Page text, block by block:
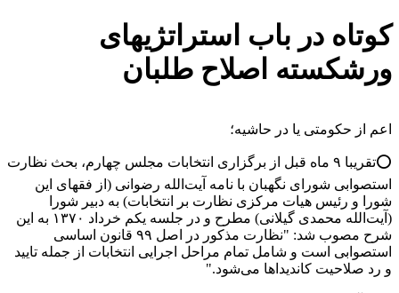
کوتاه در باب استراتژیهای
ورشکسته اصلاح طلبان
اعم از حکومتی یا در حاشیه؛
⭕️تقریبا ۹ ماه قبل از برگزاری انتخابات مجلس چهارم، بحث نظارت
استصوابی شورای نگهبان با نامه آیت‌الله رضوانی (‌از فقهای این
شورا و رئیس هیات مرکزی نظارت بر انتخابات) به دبیر شورا
(آیت‌الله محمدی گیلانی) مطرح و در جلسه یکم خرداد ۱۳۷۰ به این
شرح مصوب شد: "نظارت‌ مذکور در اصل‌ ۹۹ قانون‌ اساسی‌
استصوابی‌ است‌ و شامل‌ تمام‌ مراحل‌ اجرایی‌ انتخابات‌ از جمله‌ تایید
و رد صلاحیت‌ کاندیداها می‌شود."